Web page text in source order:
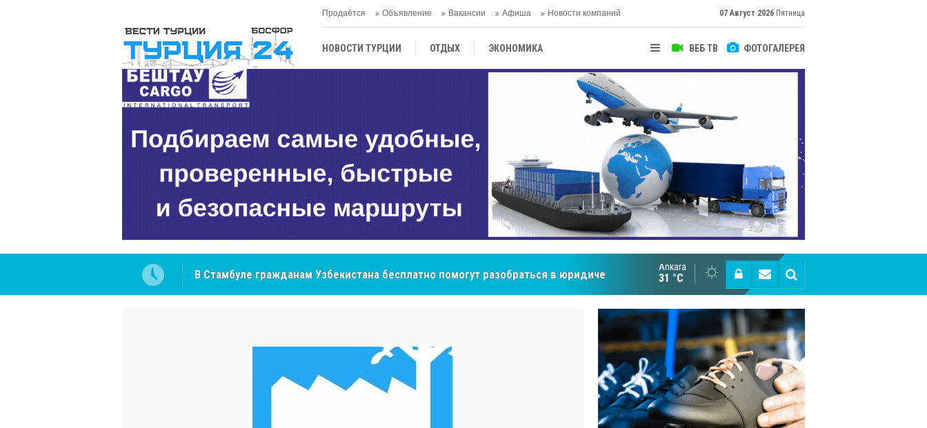
Продаётся Объявление Вакансии Афиша Новости компаний 07 Август 2026 Пятница
ВЕБ ТВ ФОТОГАЛЕРЕЯ
НОВОСТИ ТУРЦИИ ОТДЫХ ЭКОНОМИКА
ЦЕНТРАЛЬНАЯ АЗИЯ
NCS Jeans: турецкий бренд, покоривший сердца покупателей Центральной Азии Cottonhill покоряет мировые рынки
Ankara
31 °C